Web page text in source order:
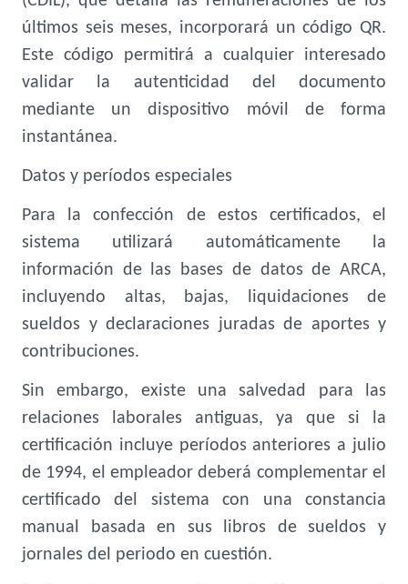
últimos seis meses, incorporará un código QR.
Este código permitirá a cualquier interesado
validar la autenticidad del documento
mediante un dispositivo móvil de forma
instantánea.
Datos y períodos especiales
Para la confección de estos certificados, el
sistema utilizará automáticamente la
información de las bases de datos de ARCA,
incluyendo altas, bajas, liquidaciones de
sueldos y declaraciones juradas de aportes y
contribuciones.
Sin embargo, existe una salvedad para las
relaciones laborales antiguas, ya que si la
certificación incluye períodos anteriores a julio
de 1994, el empleador deberá complementar el
certificado del sistema con una constancia
manual basada en sus libros de sueldos y
jornales del periodo en cuestión.